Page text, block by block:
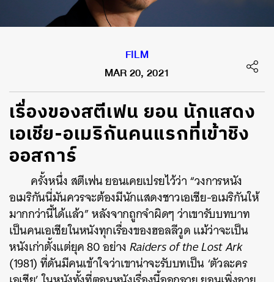
FILM
MAR 20, 2021
เรื่องของสตีเฟน ยอน นักแสดง
เอเชีย-อเมริกันคนแรกที่เข้าชิง
ออสการ์
ครั้งหนึ่ง สตีเฟน ยอนเคยเปรยไว้ว่า “วงการหนัง
อเมริกันนี่มันควรจะต้องมีนักแสดงชาวเอเชีย-อเมริกันให้
มากกว่านี้ได้แล้ว” หลังจากถูกจำผิดๆ ว่าเขารับบทบาท
เป็นคนเอเชียในหนังทุกเรื่องของฮอลลีวูด แม้ว่าจะเป็น
หนังเก่าตั้งแต่ยุค 80 อย่างRaiders of the Lost Ark
(1981) ที่ดันมีคนเข้าใจว่าเขาน่าจะรับบทเป็น ‘ตัวละคร